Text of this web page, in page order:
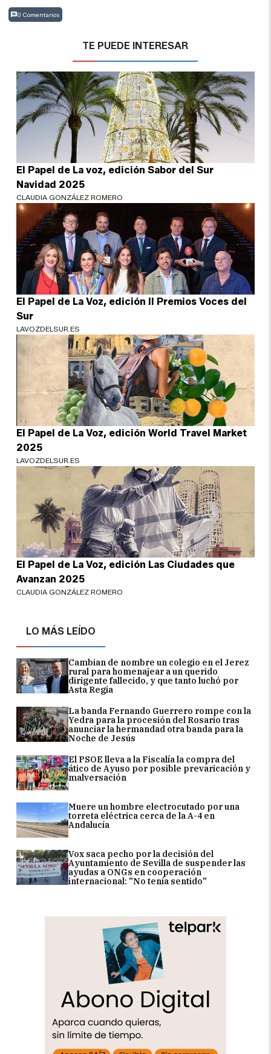
LO MÁS LEÍDO
Cambian de nombre un colegio en el Jerez
rural para homenajear a un querido
dirigente fallecido, y que tanto luchó por
Asta Regia
La banda Fernando Guerrero rompe con la
Yedra para la procesión del Rosario tras
anunciar la hermandad otra banda para la
Noche de Jesús
El PSOE lleva a la Fiscalía la compra del
ático de Ayuso por posible prevaricación y
malversación
Muere un hombre electrocutado por una
torreta eléctrica cerca de la A-4 en
Andalucía
Vox saca pecho por la decisión del
Ayuntamiento de Sevilla de suspender las
ayudas a ONGs en cooperación
internacional: "No tenía sentido"
0 Comentarios
TE PUEDE INTERESAR
El Papel de La voz, edición Sabor del Sur
Navidad 2025
CLAUDIA GONZÁLEZ ROMERO
El Papel de La Voz, edición II Premios Voces del
Sur
LAVOZDELSUR.ES
El Papel de La Voz, edición World Travel Market
2025
LAVOZDELSUR.ES
El Papel de La Voz, edición Las Ciudades que
Avanzan 2025
CLAUDIA GONZÁLEZ ROMERO